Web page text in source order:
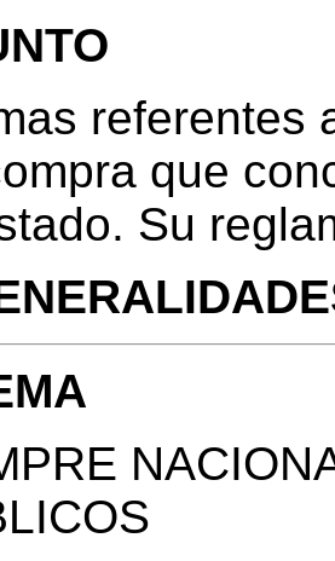
referentes
que
Su